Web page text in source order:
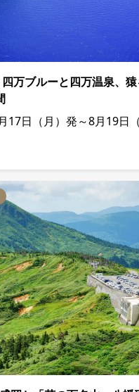
万ブルーと四万温泉、
17日（月）発～8月19日